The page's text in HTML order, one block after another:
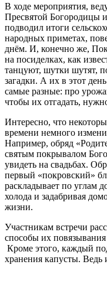
В ходе мероприятия,
Пресвятой Богородицы
подводил итоги
народных приметах,
днём. И, конечно же,
на посиделках, как
танцуют, шутки шутят,
загадки. А их в этот
самые разные: про
чтобы их отгадать,
Интересно, что
времени немного
Например, обряд
святым покрывалом
увидеть на свадьбах.
первый «покровский»
раскладывает по углам
холода и задабривая
жизни.
Участникам встречи
способы их
Кроме этого, каждый
хранения капусты.